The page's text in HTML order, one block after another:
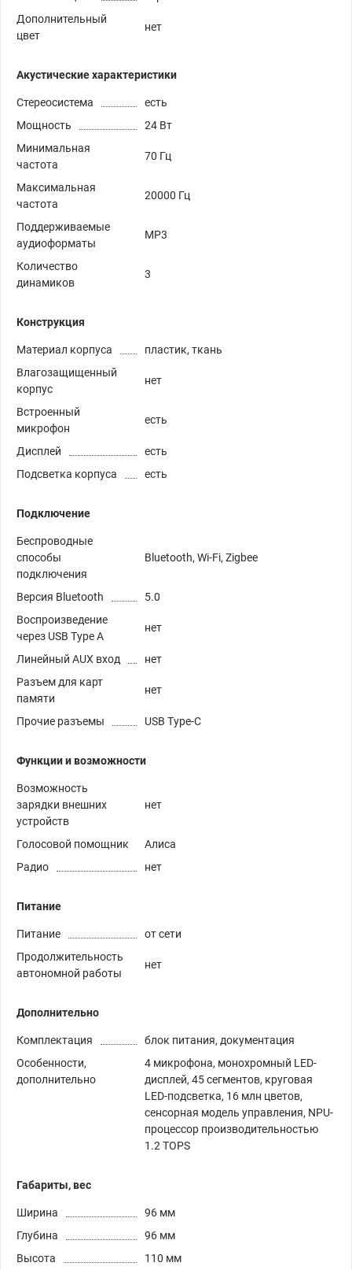
Дополнительный
цвет
нет
Акустические характеристики
Стереосистема
есть
Мощность
24 Вт
Минимальная
частота
70 Гц
Максимальная
частота
20000 Гц
Поддерживаемые
аудиоформаты
MP3
Количество
динамиков
3
Конструкция
Материал корпуса
пластик, ткань
Влагозащищенный
корпус
нет
Встроенный
микрофон
есть
Дисплей
есть
Подсветка корпуса
есть
Подключение
Беспроводные
способы
подключения
Bluetooth, Wi-Fi, Zigbee
Версия Bluetooth
5.0
Воспроизведение
через USB Type A
нет
Линейный AUX вход
нет
Разъем для карт
памяти
нет
Прочие разъемы USB Type-C
Функции и возможности
Возможность
зарядки внешних
устройств
нет
Голосовой помощник
Алиса
Радио
нет
Питание
Питание
от сети
Продолжительность
автономной работы
нет
Дополнительно
Комплектация
блок питания, документация
Особенности,
дополнительно
4 микрофона, монохромный LED-
дисплей, 45 сегментов, круговая
LED-подсветка, 16 млн цветов,
сенсорная модель управления, NPU-
процессор производительностью
1.2 TOPS
Габариты, вес
Ширина
96 мм
Глубина
96 мм
Высота
110 мм